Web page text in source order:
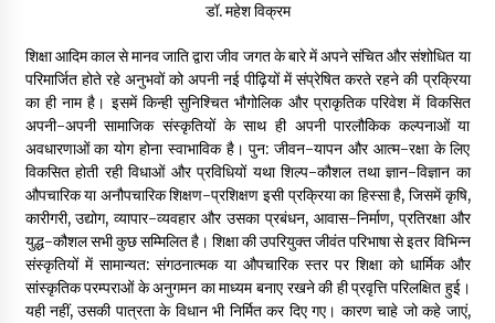
कुमार प्रशांत को मातृशोक
3 years ago
डॉ. महेश विक्रम
शिक्षा आदिम काल से मानव जाति द्वारा जीव जगत के बारे में अपने संचित और संशोधित या
परिमार्जित होते रहे अनुभवों को अपनी नई पीढ़ियों में संप्रेषित करते रहने की प्रक्रिया
का ही नाम है। इसमें किन्ही सुनिश्चित भौगोलिक और प्राकृतिक परिवेश में विकसित
अपनी-अपनी सामाजिक संस्कृतियों के साथ ही अपनी पारलौकिक कल्पनाओं या
अवधारणाओं का योग होना स्वाभाविक है। पुन: जीवन-यापन और आत्म-रक्षा के लिए
विकसित होती रही विधाओं और प्रविधियों यथा शिल्प-कौशल तथा ज्ञान-विज्ञान का
औपचारिक या अनौपचारिक शिक्षण-प्रशिक्षण इसी प्रक्रिया का हिस्सा है, जिसमें कृषि,
कारीगरी, उद्योग, व्यापार-व्यवहार और उसका प्रबंधन, आवास-निर्माण, प्रतिरक्षा और
युद्ध-कौशल सभी कुछ सम्मिलित है। शिक्षा की उपरियुक्त जीवंत परिभाषा से इतर विभिन्न
संस्कृतियों में सामान्यत: संगठनात्मक या औपचारिक स्तर पर शिक्षा को धार्मिक और
सांस्कृतिक परम्पराओं के अनुगमन का माध्यम बनाए रखने की ही प्रवृत्ति परिलक्षित हुई।
यही नहीं, उसकी पात्रता के विधान भी निर्मित कर दिए गए। कारण चाहे जो कहे जाएं,